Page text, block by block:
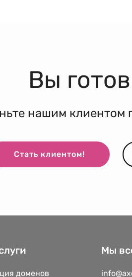
Вы
нашим клиентом
Стать клиентом!
доменов
Мы